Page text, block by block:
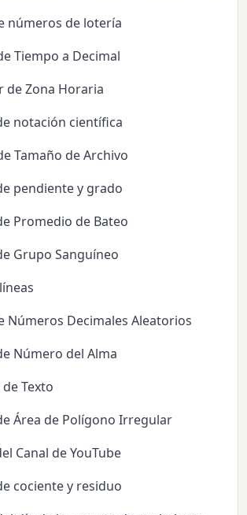
números de lotería
Tiempo a Decimal
de Zona Horaria
notación científica
Tamaño de Archivo
pendiente y grado
Promedio de Bateo
Grupo Sanguíneo
Números Decimales Aleatorios
Número del Alma
Texto
Área de Polígono Irregular
Canal de YouTube
cociente y residuo